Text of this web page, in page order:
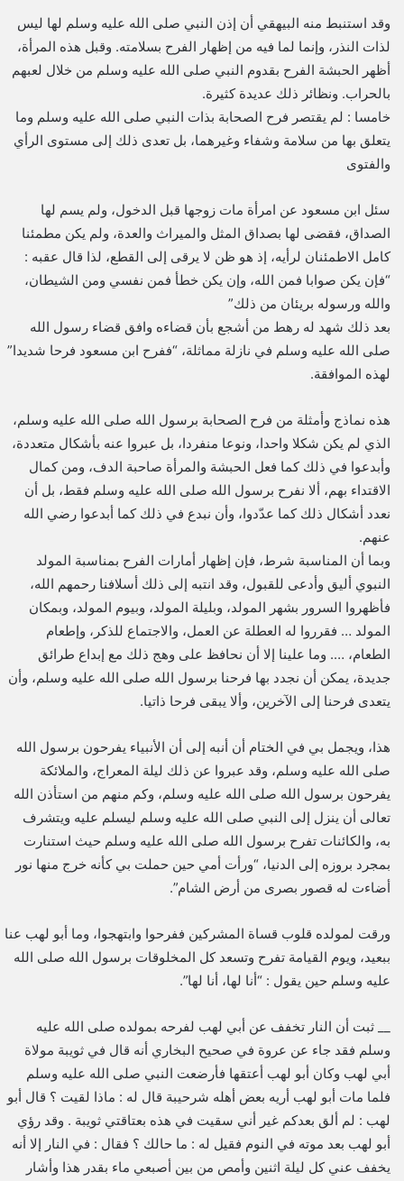
وقد استنبط منه البيهقي أن إذن النبي صلى الله عليه وسلم لها ليس
لذات النذر، وإنما لما فيه من إظهار الفرح بسلامته. وقبل هذه المرأة،
أظهر الحبشة الفرح بقدوم النبي صلى الله عليه وسلم من خلال لعبهم
بالحراب. ونظائر ذلك عديدة كثيرة.
خامسا : لم يقتصر فرح الصحابة بذات النبي صلى الله عليه وسلم وما
يتعلق بها من سلامة وشفاء وغيرهما، بل تعدى ذلك إلى مستوى الرأي
والفتوى
سئل ابن مسعود عن امرأة مات زوجها قبل الدخول، ولم يسم لها
الصداق، فقضى لها بصداق المثل والميراث والعدة، ولم يكن مطمئنا
كامل الاطمئنان لرأيه، إذ هو ظن لا يرقى إلى القطع، لذا قال عقبه :
“فإن يكن صوابا فمن الله، وإن يكن خطأ فمن نفسي ومن الشيطان،
والله ورسوله بريئان من ذلك”
بعد ذلك شهد له رهط من أشجع بأن قضاءه وافق قضاء رسول الله
صلى الله عليه وسلم في نازلة مماثلة، “ففرح ابن مسعود فرحا شديدا”
لهذه الموافقة.
هذه نماذج وأمثلة من فرح الصحابة برسول الله صلى الله عليه وسلم،
الذي لم يكن شكلا واحدا، ونوعا منفردا، بل عبروا عنه بأشكال متعددة،
وأبدعوا في ذلك كما فعل الحبشة والمرأة صاحبة الدف، ومن كمال
الاقتداء بهم، ألا نفرح برسول الله صلى الله عليه وسلم فقط، بل أن
نعدد أشكال ذلك كما عدّدوا، وأن نبدع في ذلك كما أبدعوا رضي الله
عنهم.
وبما أن المناسبة شرط، فإن إظهار أمارات الفرح بمناسبة المولد
النبوي أليق وأدعى للقبول، وقد انتبه إلى ذلك أسلافنا رحمهم الله،
فأظهروا السرور بشهر المولد، وبليلة المولد، وبيوم المولد، وبمكان
المولد … فقرروا له العطلة عن العمل، والاجتماع للذكر، وإطعام
الطعام، …. وما علينا إلا أن نحافظ على وهج ذلك مع إبداع طرائق
جديدة، يمكن أن نجدد بها فرحنا برسول الله صلى الله عليه وسلم، وأن
يتعدى فرحنا إلى الآخرين، وألا يبقى فرحا ذاتيا.
هذا، ويجمل بي في الختام أن أنبه إلى أن الأنبياء يفرحون برسول الله
صلى الله عليه وسلم، وقد عبروا عن ذلك ليلة المعراج، والملائكة
يفرحون برسول الله صلى الله عليه وسلم، وكم منهم من استأذن الله
تعالى أن ينزل إلى النبي صلى الله عليه وسلم ليسلم عليه ويتشرف
به، والكائنات تفرح برسول الله صلى الله عليه وسلم حيث استنارت
بمجرد بروزه إلى الدنيا، “ورأت أمي حين حملت بي كأنه خرج منها نور
أضاءت له قصور بصرى من أرض الشام”.
ورقت لمولده قلوب قساة المشركين ففرحوا وابتهجوا، وما أبو لهب عنا
ببعيد، ويوم القيامة تفرح وتسعد كل المخلوقات برسول الله صلى الله
عليه وسلم حين يقول : “أنا لها، أنا لها”.
__ ثبت أن النار تخفف عن أبي لهب لفرحه بمولده صلى الله عليه
وسلم فقد جاء عن عروة في صحيح البخاري أنه قال في ثويبة مولاة
أبي لهب وكان أبو لهب أعتقها فأرضعت النبي صلى الله عليه وسلم
فلما مات أبو لهب أريه بعض أهله شرحيبة قال له : ماذا لقيت ؟ قال أبو
لهب : لم ألق بعدكم غير أني سقيت في هذه بعتاقتي ثويبة . وقد رؤي
أبو لهب بعد موته في النوم فقيل له : ما حالك ؟ فقال : في النار إلا أنه
يخفف عني كل ليلة اثنين وأمص من بين أصبعي ماء بقدر هذا وأشار